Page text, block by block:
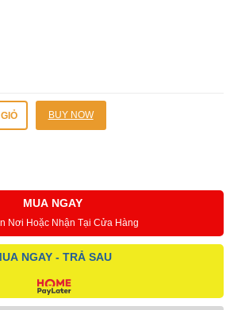
BUY NOW
MUA NGAY
Nơi Hoặc Nhận Tại Cửa Hàng
NGAY - TRẢ SAU